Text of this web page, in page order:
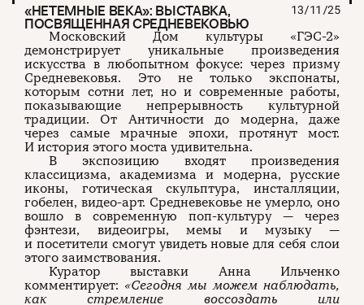
«НЕТЕМНЫЕ ВЕКА»: ВЫСТАВКА,
ПОСВЯЩЕННАЯ СРЕДНЕВЕКОВЬЮ
13/11/25
Московский Дом культуры «ГЭС-2»
демонстрирует уникальные произведения
искусства в любопытном фокусе: через призму
Средневековья. Это не только экспонаты,
которым сотни лет, но и современные работы,
показывающие непрерывность культурной
традиции. От Античности до модерна, даже
через самые мрачные эпохи, протянут мост.
И история этого моста удивительна.
В экспозицию входят произведения
классицизма, академизма и модерна, русские
иконы, готическая скульптура, инсталляции,
гобелен, видео-арт. Средневековье не умерло, оно
вошло в современную поп-культуру — через
фэнтези, видеоигры, мемы и музыку —
и посетители смогут увидеть новые для себя слои
этого заимствования.
Куратор выставки Анна Ильченко
комментирует: «Сегодня мы можем наблюдать,
как стремление воссоздать или